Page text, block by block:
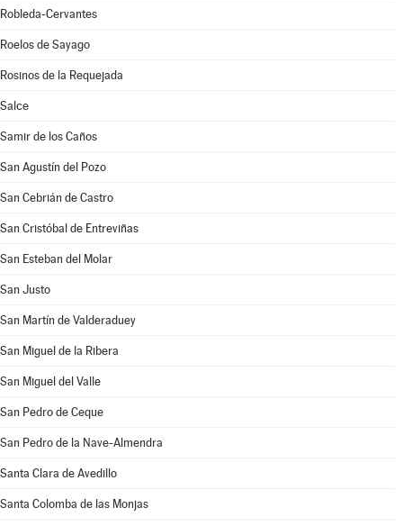
Robleda-Cervantes
Roelos de Sayago
Rosinos de la Requejada
Salce
Samir de los Caños
San Agustín del Pozo
San Cebrián de Castro
San Cristóbal de Entreviñas
San Esteban del Molar
San Justo
San Martín de Valderaduey
San Miguel de la Ribera
San Miguel del Valle
San Pedro de Ceque
San Pedro de la Nave-Almendra
Santa Clara de Avedillo
Santa Colomba de las Monjas